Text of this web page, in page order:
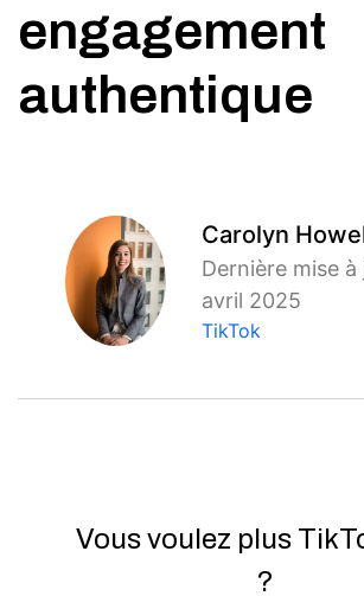
engagement
authentique
Carolyn
Dernière mise à
avril 2025
TikTok
Vous voulez plus
?